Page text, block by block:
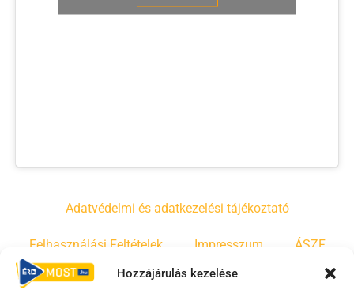
Hozzájárulás kezelése
Adatvédelmi és adatkezelési tájékoztató
Felhasználási Feltételek Impresszum ÁSZF
Irányelvek Moderálási szabályzat